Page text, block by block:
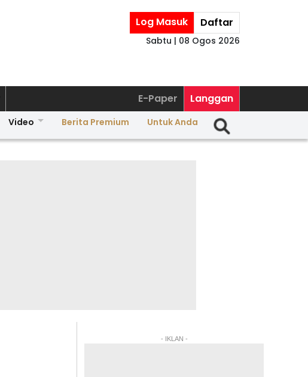
Log Masuk Daftar
Sabtu | 08 Ogos 2026
E-Paper Langgan
Video Berita Premium Untuk Anda
- IKLAN -